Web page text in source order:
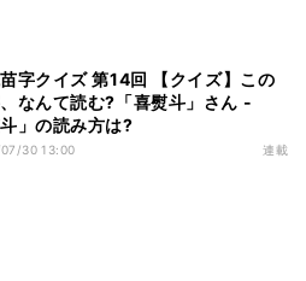
字クイズ 第14回 【クイズ】この
なんて読む?「喜熨斗」さん -
斗」の読み方は?
30 13:00 連載